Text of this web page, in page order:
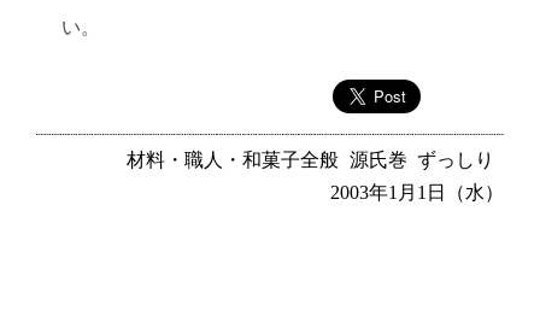
い。
材料・職人・和菓子全般 源氏巻 ずっしり
2003年1月1日（水）